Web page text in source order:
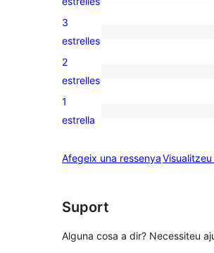
valoracions
de
0
valoracions
de
3
estrelles
0
valoracions
de
estrelles
2
estrelles
0
de
1
estrella
Afegeix una ressenya
Suport
Alguna cosa a dir? Necessiteu